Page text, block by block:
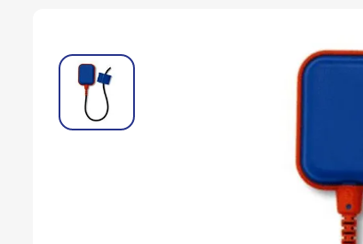
tomada
barramento
caixa
disjuntor